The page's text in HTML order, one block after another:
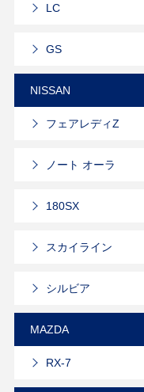
LC
GS
NISSAN
フェアレディZ
ノート オーラ
180SX
スカイライン
シルビア
MAZDA
RX-7